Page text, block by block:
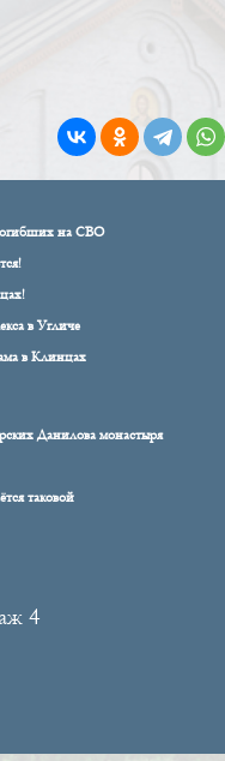
на СВО
в Угличе
в Клинцах
Данилова монастыря
таковой
4